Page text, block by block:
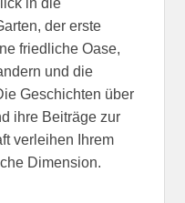
in die
der erste
friedliche Oase,
und die
Geschichten über
ihre Beiträge zur
verleihen Ihrem
Dimension.